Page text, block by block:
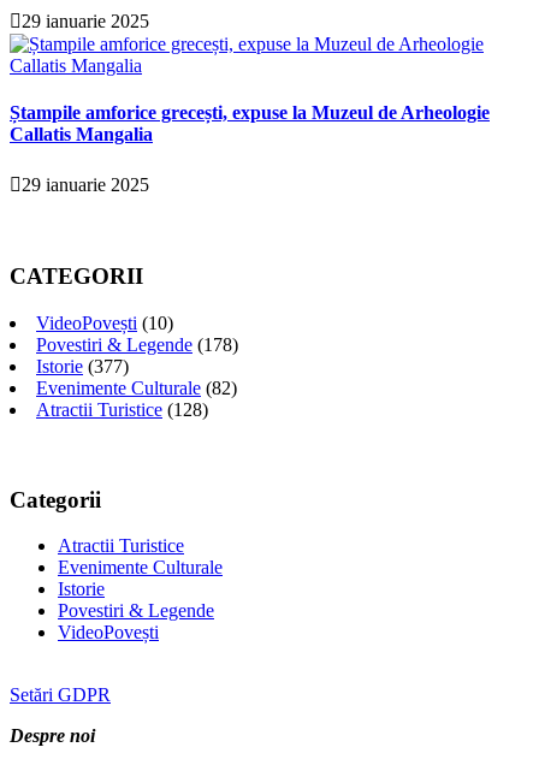
29 ianuarie 2025
Ștampile amforice grecești, expuse la Muzeul de Arheologie
Callatis Mangalia
29 ianuarie 2025
CATEGORII
VideoPovești (10)
Povestiri & Legende (178)
Istorie (377)
Evenimente Culturale (82)
Atractii Turistice (128)
Categorii
Atractii Turistice
Evenimente Culturale
Istorie
Povestiri & Legende
VideoPovești
Setări GDPR
Despre noi